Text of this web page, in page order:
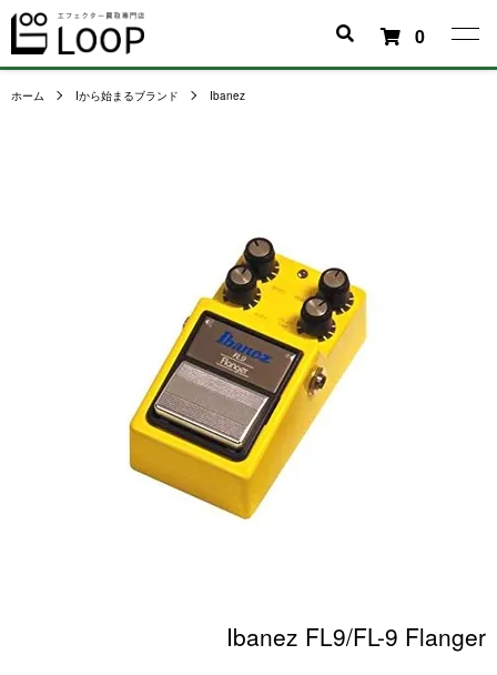
0
ホーム Iから始まるブランド Ibanez
Ibanez FL9/FL-9 Flanger